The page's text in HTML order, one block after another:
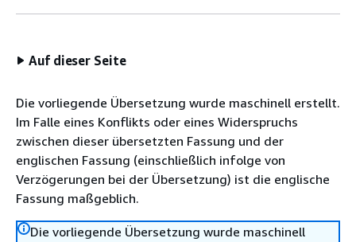
Auf dieser Seite
Die vorliegende Übersetzung wurde maschinell erstellt.
Im Falle eines Konflikts oder eines Widerspruchs
zwischen dieser übersetzten Fassung und der
englischen Fassung (einschließlich infolge von
Verzögerungen bei der Übersetzung) ist die englische
Fassung maßgeblich.
Die vorliegende Übersetzung wurde maschinell